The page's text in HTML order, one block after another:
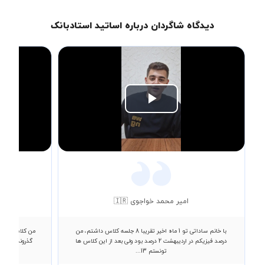
دیدگاه شاگردان درباره اساتید استادبانک
Play
Video
امیر محمد خواجوی 🇮🇷
با خانم ساداتی تو 1 ماه اخیر تقریبا 8 جلسه کلاس داشتم، من
درصد فیزیکم در اردیبهشت 2 درصد بود ولی بعد از این کلاس ها
تونستم 13...
من کلاس های
گذروندم تا